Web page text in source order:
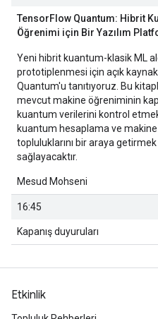
TensorFlow Quantum: Hibrit
Öğrenimi için Bir Yazılım
Yeni hibrit kuantum-klasik ML
prototiplenmesi için açık
Quantum'u tanıtıyoruz. Bu
mevcut makine öğreniminin
kuantum verilerini kontrol
kuantum hesaplama ve
topluluklarını bir araya
sağlayacaktır.
Mesud Mohseni
16:45
Kapanış duyuruları
Etkinlik